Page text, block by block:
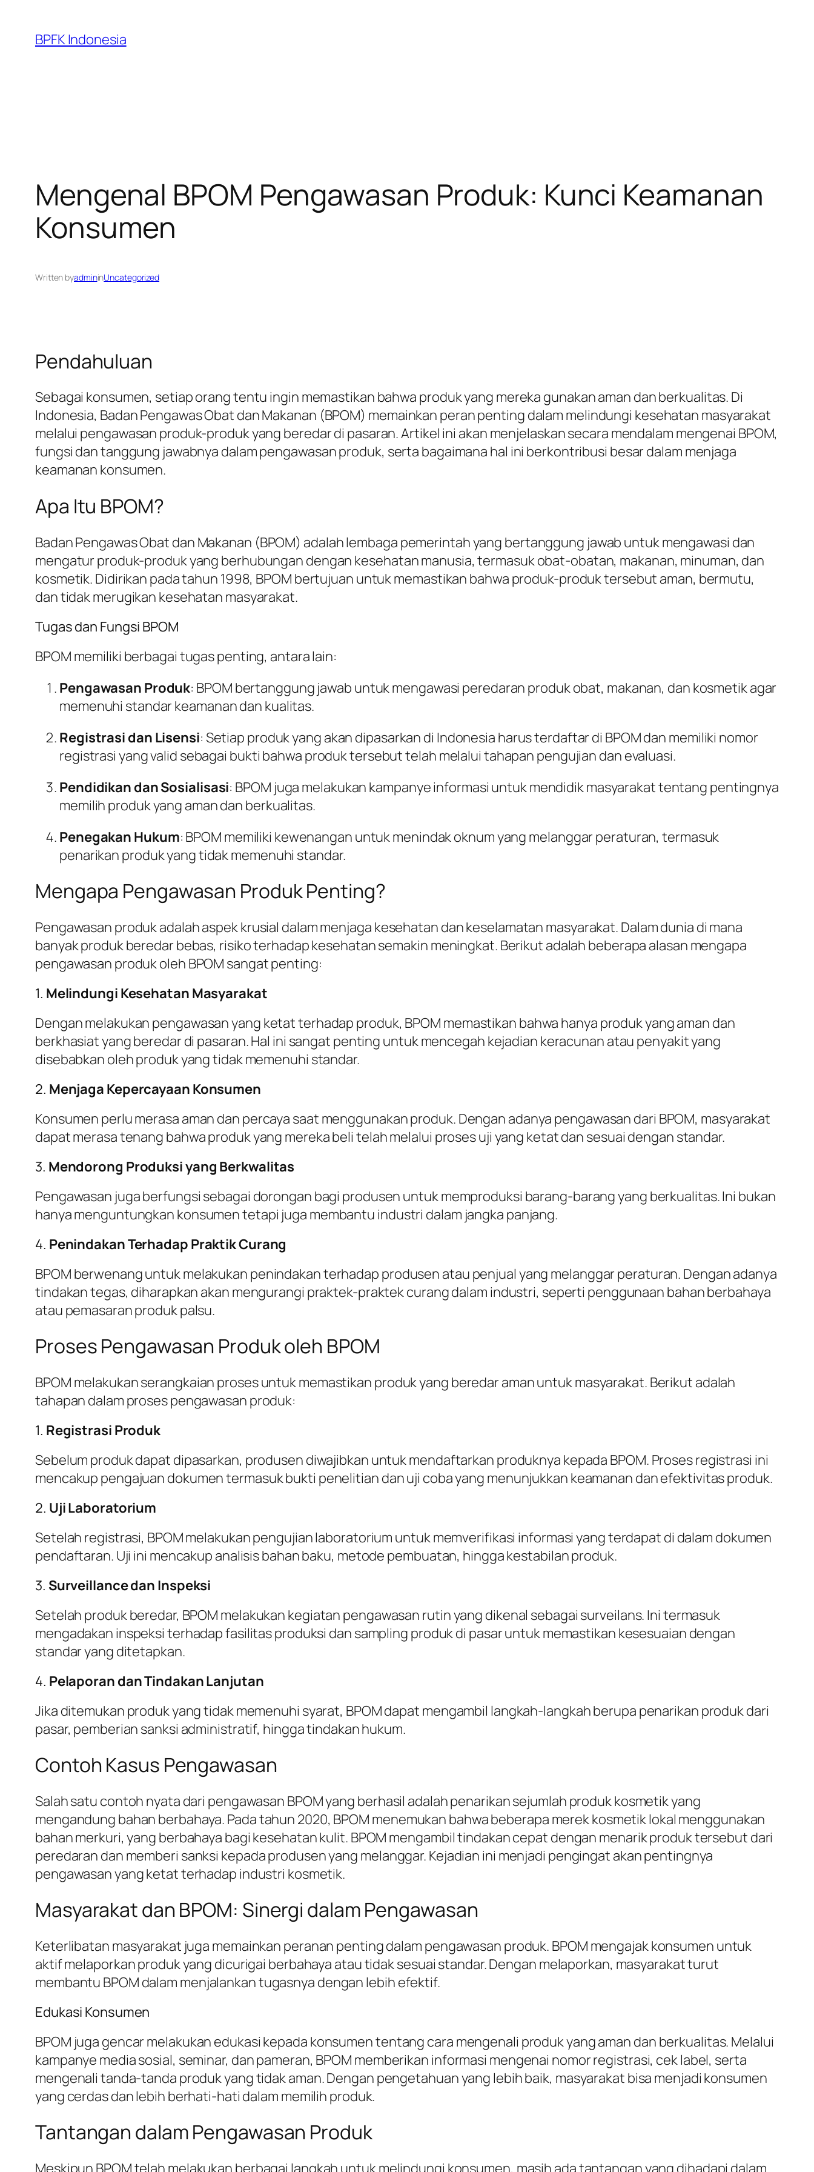
content
BPFK Indonesia
Mengenal BPOM Pengawasan Produk: Kunci Keamanan
Konsumen
Written byadmininUncategorized
Pendahuluan
Sebagai konsumen, setiap orang tentu ingin memastikan bahwa produk yang mereka gunakan aman dan berkualitas. Di
Indonesia, Badan Pengawas Obat dan Makanan (BPOM) memainkan peran penting dalam melindungi kesehatan masyarakat
melalui pengawasan produk-produk yang beredar di pasaran. Artikel ini akan menjelaskan secara mendalam mengenai BPOM,
fungsi dan tanggung jawabnya dalam pengawasan produk, serta bagaimana hal ini berkontribusi besar dalam menjaga
keamanan konsumen.
Apa Itu BPOM?
Badan Pengawas Obat dan Makanan (BPOM) adalah lembaga pemerintah yang bertanggung jawab untuk mengawasi dan
mengatur produk-produk yang berhubungan dengan kesehatan manusia, termasuk obat-obatan, makanan, minuman, dan
kosmetik. Didirikan pada tahun 1998, BPOM bertujuan untuk memastikan bahwa produk-produk tersebut aman, bermutu,
dan tidak merugikan kesehatan masyarakat.
Tugas dan Fungsi BPOM
BPOM memiliki berbagai tugas penting, antara lain:
Pengawasan Produk: BPOM bertanggung jawab untuk mengawasi peredaran produk obat, makanan, dan kosmetik agar
memenuhi standar keamanan dan kualitas.
Registrasi dan Lisensi: Setiap produk yang akan dipasarkan di Indonesia harus terdaftar di BPOM dan memiliki nomor
registrasi yang valid sebagai bukti bahwa produk tersebut telah melalui tahapan pengujian dan evaluasi.
Pendidikan dan Sosialisasi: BPOM juga melakukan kampanye informasi untuk mendidik masyarakat tentang pentingnya
memilih produk yang aman dan berkualitas.
Penegakan Hukum: BPOM memiliki kewenangan untuk menindak oknum yang melanggar peraturan, termasuk
penarikan produk yang tidak memenuhi standar.
Mengapa Pengawasan Produk Penting?
Pengawasan produk adalah aspek krusial dalam menjaga kesehatan dan keselamatan masyarakat. Dalam dunia di mana
banyak produk beredar bebas, risiko terhadap kesehatan semakin meningkat. Berikut adalah beberapa alasan mengapa
pengawasan produk oleh BPOM sangat penting:
1. Melindungi Kesehatan Masyarakat
Dengan melakukan pengawasan yang ketat terhadap produk, BPOM memastikan bahwa hanya produk yang aman dan
berkhasiat yang beredar di pasaran. Hal ini sangat penting untuk mencegah kejadian keracunan atau penyakit yang
disebabkan oleh produk yang tidak memenuhi standar.
2. Menjaga Kepercayaan Konsumen
Konsumen perlu merasa aman dan percaya saat menggunakan produk. Dengan adanya pengawasan dari BPOM, masyarakat
dapat merasa tenang bahwa produk yang mereka beli telah melalui proses uji yang ketat dan sesuai dengan standar.
3. Mendorong Produksi yang Berkwalitas
Pengawasan juga berfungsi sebagai dorongan bagi produsen untuk memproduksi barang-barang yang berkualitas. Ini bukan
hanya menguntungkan konsumen tetapi juga membantu industri dalam jangka panjang.
4. Penindakan Terhadap Praktik Curang
BPOM berwenang untuk melakukan penindakan terhadap produsen atau penjual yang melanggar peraturan. Dengan adanya
tindakan tegas, diharapkan akan mengurangi praktek-praktek curang dalam industri, seperti penggunaan bahan berbahaya
atau pemasaran produk palsu.
Proses Pengawasan Produk oleh BPOM
BPOM melakukan serangkaian proses untuk memastikan produk yang beredar aman untuk masyarakat. Berikut adalah
tahapan dalam proses pengawasan produk:
1. Registrasi Produk
Sebelum produk dapat dipasarkan, produsen diwajibkan untuk mendaftarkan produknya kepada BPOM. Proses registrasi ini
mencakup pengajuan dokumen termasuk bukti penelitian dan uji coba yang menunjukkan keamanan dan efektivitas produk.
2. Uji Laboratorium
Setelah registrasi, BPOM melakukan pengujian laboratorium untuk memverifikasi informasi yang terdapat di dalam dokumen
pendaftaran. Uji ini mencakup analisis bahan baku, metode pembuatan, hingga kestabilan produk.
3. Surveillance dan Inspeksi
Setelah produk beredar, BPOM melakukan kegiatan pengawasan rutin yang dikenal sebagai surveilans. Ini termasuk
mengadakan inspeksi terhadap fasilitas produksi dan sampling produk di pasar untuk memastikan kesesuaian dengan
standar yang ditetapkan.
4. Pelaporan dan Tindakan Lanjutan
Jika ditemukan produk yang tidak memenuhi syarat, BPOM dapat mengambil langkah-langkah berupa penarikan produk dari
pasar, pemberian sanksi administratif, hingga tindakan hukum.
Contoh Kasus Pengawasan
Salah satu contoh nyata dari pengawasan BPOM yang berhasil adalah penarikan sejumlah produk kosmetik yang
mengandung bahan berbahaya. Pada tahun 2020, BPOM menemukan bahwa beberapa merek kosmetik lokal menggunakan
bahan merkuri, yang berbahaya bagi kesehatan kulit. BPOM mengambil tindakan cepat dengan menarik produk tersebut dari
peredaran dan memberi sanksi kepada produsen yang melanggar. Kejadian ini menjadi pengingat akan pentingnya
pengawasan yang ketat terhadap industri kosmetik.
Masyarakat dan BPOM: Sinergi dalam Pengawasan
Keterlibatan masyarakat juga memainkan peranan penting dalam pengawasan produk. BPOM mengajak konsumen untuk
aktif melaporkan produk yang dicurigai berbahaya atau tidak sesuai standar. Dengan melaporkan, masyarakat turut
membantu BPOM dalam menjalankan tugasnya dengan lebih efektif.
Edukasi Konsumen
BPOM juga gencar melakukan edukasi kepada konsumen tentang cara mengenali produk yang aman dan berkualitas. Melalui
kampanye media sosial, seminar, dan pameran, BPOM memberikan informasi mengenai nomor registrasi, cek label, serta
mengenali tanda-tanda produk yang tidak aman. Dengan pengetahuan yang lebih baik, masyarakat bisa menjadi konsumen
yang cerdas dan lebih berhati-hati dalam memilih produk.
Tantangan dalam Pengawasan Produk
Meskipun BPOM telah melakukan berbagai langkah untuk melindungi konsumen, masih ada tantangan yang dihadapi dalam